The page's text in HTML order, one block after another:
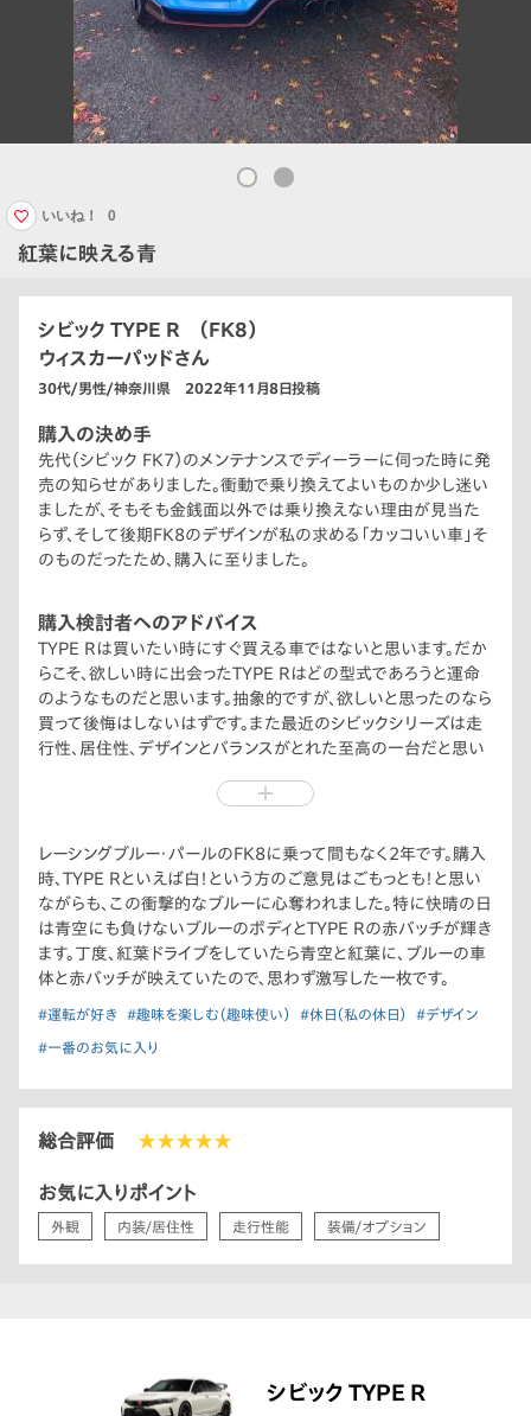
紅葉に映える青
いいね！ 0
シビック TYPE R （FK8）
ウィスカーパッドさん
30代/男性/神奈川県 2022年11月8日投稿
購入の決め手
先代（シビック FK7）のメンテナンスでディーラーに伺った時に発
売の知らせがありました。衝動で乗り換えてよいものか少し迷い
ましたが、そもそも金銭面以外では乗り換えない理由が見当た
らず、そして後期FK8のデザインが私の求める「カッコいい車」そ
のものだったため、購入に至りました。
購入検討者へのアドバイス
TYPE Rは買いたい時にすぐ買える車ではないと思います。だか
らこそ、欲しい時に出会ったTYPE Rはどの型式であろうと運命
のようなものだと思います。抽象的ですが、欲しいと思ったのなら
買って後悔はしないはずです。また最近のシビックシリーズは走
行性、居住性、デザインとバランスがとれた至高の一台だと思い
や釣り具も楽勝です。（体験済み）それでいて速くてカッコいい。
レーシングブルー・パールのFK8に乗って間もなく2年です。購入
時、TYPE Rといえば白！という方のご意見はごもっとも！と思い
ながらも、この衝撃的なブルーに心奪われました。特に快晴の日
は青空にも負けないブルーのボディとTYPE Rの赤バッチが輝き
ます。丁度、紅葉ドライブをしていたら青空と紅葉に、ブルーの車
体と赤バッチが映えていたので、思わず激写した一枚です。
#運転が好き #趣味を楽しむ（趣味使い） #休日（私の休日） #デザイン
#一番のお気に入り
総合評価 ★★★★★
お気に入りポイント
外観 内装/居住性 走行性能 装備/オプション
シビック TYPE R